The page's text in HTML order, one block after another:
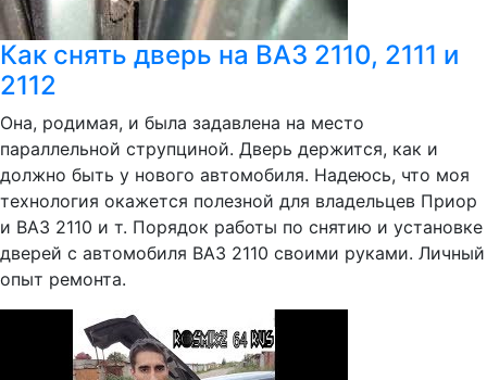
Как снять дверь на ВАЗ 2110, 2111 и
2112
Она, родимая, и была задавлена на место
параллельной струпциной. Дверь держится, как и
должно быть у нового автомобиля. Надеюсь, что моя
технология окажется полезной для владельцев Приор
и ВАЗ 2110 и т. Порядок работы по снятию и установке
дверей с автомобиля ВАЗ 2110 своими руками. Личный
опыт ремонта.